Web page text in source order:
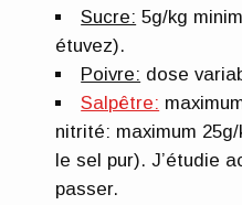
Sucre: 5g/kg
étuvez).
Poivre: dose
Salpêtre:
nitrité: maximum
le sel pur). J’étudie
passer.